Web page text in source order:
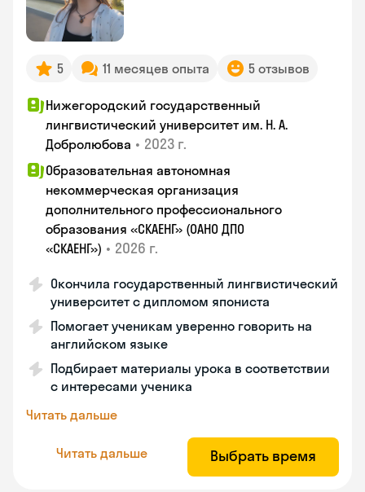
5 11 месяцев опыта 5 отзывов
Нижегородский государственный
лингвистический университет им. Н. А.
Добролюбова • 2023 г.
Образовательная автономная
некоммерческая организация
дополнительного профессионального
образования «СКАЕНГ» (ОАНО ДПО
«СКАЕНГ») • 2026 г.
Окончила государственный лингвистический
университет с дипломом япониста
Помогает ученикам уверенно говорить на
английском языке
Подбирает материалы урока в соответствии
с интересами ученика
Читать дальше
Читать дальше Выбрать время